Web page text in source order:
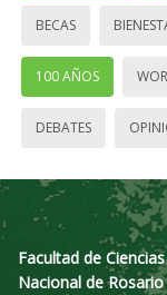
BECAS
100 AÑOS
DEBATES
Facultad de
Nacional de Rosario